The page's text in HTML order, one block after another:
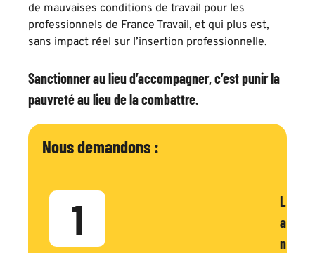
de mauvaises conditions de travail pour les
professionnels de France Travail, et qui plus est,
sans impact réel sur l’insertion professionnelle.
Sanctionner au lieu d’accompagner, c’est punir la
pauvreté au lieu de la combattre.
Nous demandons :
1
L
a
n